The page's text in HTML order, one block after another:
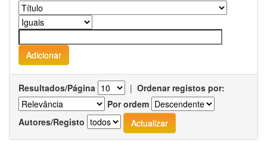
Resultados/Página | Ordenar registos por:
Por ordem
Autores/Registo